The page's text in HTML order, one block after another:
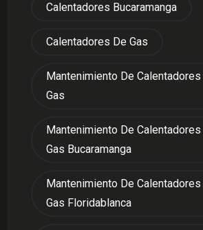
Calentadores Bucaramanga
Calentadores De Gas
Mantenimiento De Calentadores
Gas
Mantenimiento De Calentadores
Gas Bucaramanga
Mantenimiento De Calentadores
Gas Floridablanca